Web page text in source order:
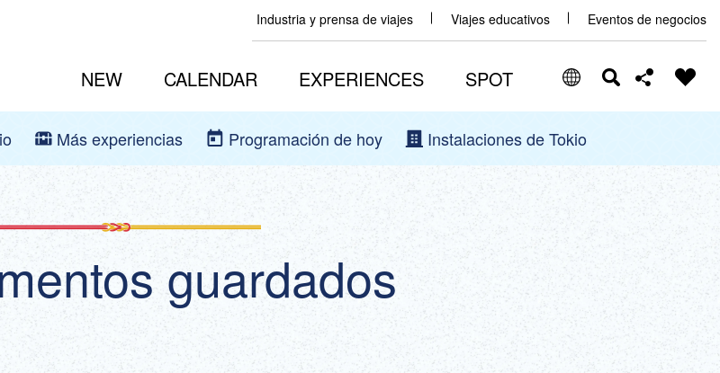
Industria y prensa de viajes Viajes educativos Eventos de negocios
NEW CALENDAR EXPERIENCES SPOT
Select Language
ENGLISH
中文(简体)
中文(繁體/正體)
Share this page
Facebook
X (Twitter)
Más experiencias Programación de hoy Instalaciones de Tokio
guardados